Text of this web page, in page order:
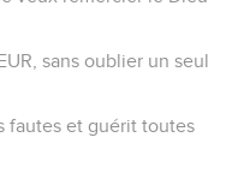
sans oublier un seul
fautes et guérit toutes